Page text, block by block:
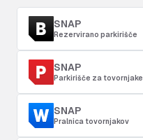
SNAP
Rezervirano parkirišče
SNAP
Parkirišče za tovornjake
SNAP
Pralnica tovornjakov